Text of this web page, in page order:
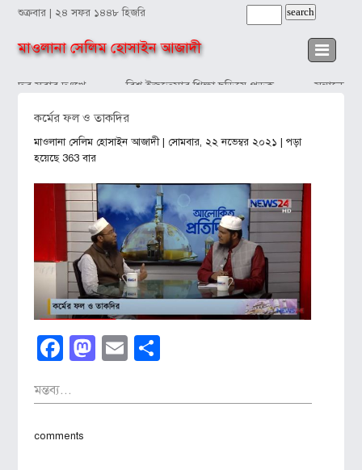
শুক্রবার | ২৪ সফর ১৪৪৮ হিজরি
মাওলানা সেলিম হোসাইন আজাদী
সবার দুঃখে বিশ্ব ইজতেমার শিক্ষা ছড়িয়ে পড়ুক সন্তানের
কর্মের ফল ও তাকদির
মাওলানা সেলিম হোসাইন আজাদী| সোমবার, ২২ নভেম্বর ২০২১ | পড়া
হয়েছে 363 বার
Facebook
Mastodon
Email
মন্তব্য...
comments